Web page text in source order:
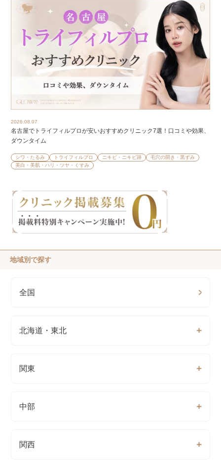
2026.08.07
名古屋でトライフィルプロが安いおすすめクリニック7選！口コミや効果、
ダウンタイム
シワ・たるみ トライフィルプロ ニキビ・ニキビ跡
毛穴の開き・黒ずみ
美白・美肌・ハリ・ツヤ・くすみ
地域別で探す
全国
北海道・東北
関東
中部
関西